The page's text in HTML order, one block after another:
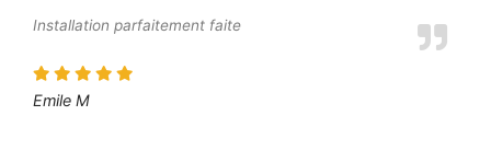
Installation parfaitement faite
Emile M